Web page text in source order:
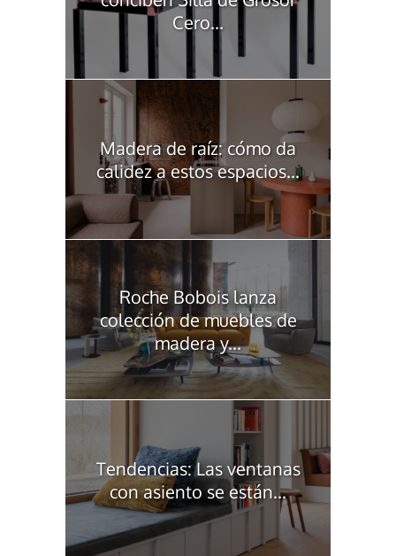
Cero...
Madera de raíz: cómo da
calidez a estos espacios...
Roche Bobois lanza
colección de muebles de
madera y...
Tendencias: Las ventanas
con asiento se están...